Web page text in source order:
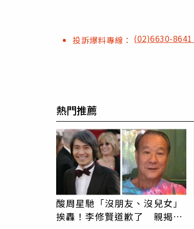
投訴爆料專線： (02)6630-8641
熱門推薦
酸周星馳「沒朋友、沒兒女」
挨轟！李修賢道歉了 親揭30